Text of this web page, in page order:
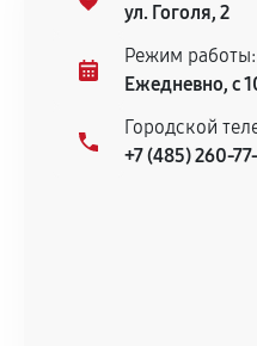
ул. Гоголя, 2
Режим работы:
Ежедневно, с
Городской
+7 (485) 260-